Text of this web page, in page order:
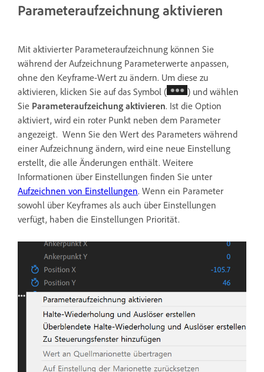
Parameteraufzeichnung aktivieren
Mit aktivierter Parameteraufzeichnung können Sie
während der Aufzeichnung Parameterwerte anpassen,
ohne den Keyframe-Wert zu ändern. Um diese zu
aktivieren, klicken Sie auf das Symbol (
) und wählen
Sie Parameteraufzeichung aktivieren. Ist die Option
aktiviert, wird ein roter Punkt neben dem Parameter
angezeigt. Wenn Sie den Wert des Parameters während
einer Aufzeichnung ändern, wird eine neue Einstellung
erstellt, die alle Änderungen enthält. Weitere
Informationen über Einstellungen finden Sie unter
Aufzeichnen von Einstellungen. Wenn ein Parameter
sowohl über Keyframes als auch über Einstellungen
verfügt, haben die Einstellungen Priorität.